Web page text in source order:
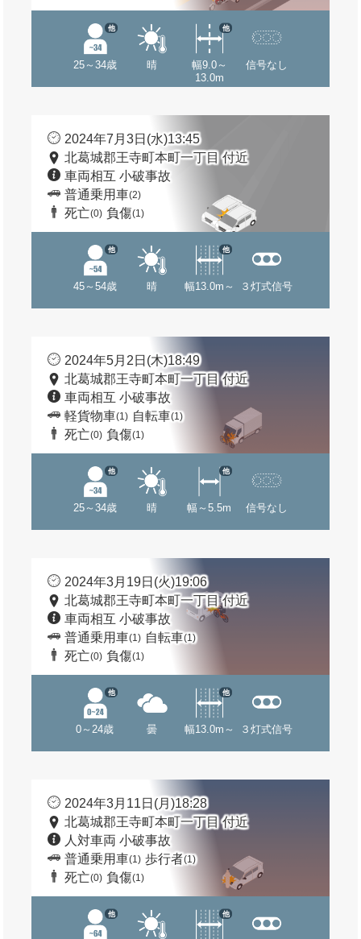
25～34歳
他
晴
幅9.0～
13.0m
他
信号なし
2024年7月3日(水)13:45
北葛城郡王寺町本町一丁目 付近
車両相互 小破事故
普通乗用車(2)
死亡(0) 負傷(1)
45～54歳
他
晴 幅13.0m～
他
３灯式信号
2024年5月2日(木)18:49
北葛城郡王寺町本町一丁目 付近
車両相互 小破事故
軽貨物車(1) 自転車(1)
死亡(0) 負傷(1)
25～34歳
他
晴 幅～5.5m
他
信号なし
2024年3月19日(火)19:06
北葛城郡王寺町本町一丁目 付近
車両相互 小破事故
普通乗用車(1) 自転車(1)
死亡(0) 負傷(1)
0～24歳
他
曇 幅13.0m～
他
３灯式信号
2024年3月11日(月)18:28
北葛城郡王寺町本町一丁目 付近
人対車両 小破事故
普通乗用車(1) 歩行者(1)
死亡(0) 負傷(1)
他 他